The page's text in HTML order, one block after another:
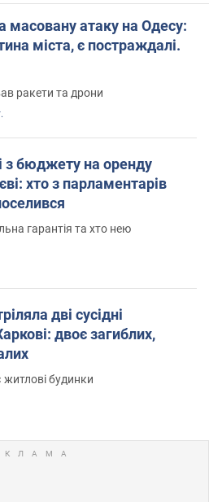
масовану атаку на Одесу:
міста, є постраждалі.
ракети та дрони
з бюджету на оренду
хто з парламентарів
гарантія та хто нею
дві сусідні
двоє загиблих,
будинки